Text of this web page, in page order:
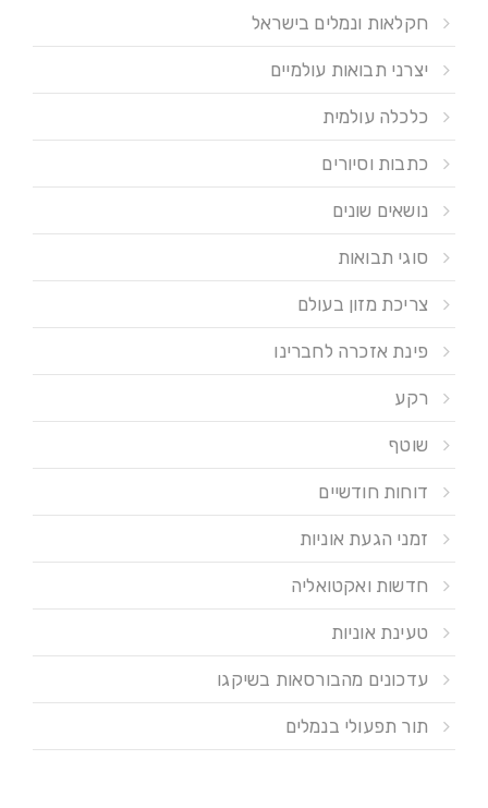
חקלאות ונמלים בישראל
יצרני תבואות עולמיים
כלכלה עולמית
כתבות וסיורים
נושאים שונים
סוגי תבואות
צריכת מזון בעולם
פינת אזכרה לחברינו
רקע
שוטף
דוחות חודשיים
זמני הגעת אוניות
חדשות ואקטואליה
טעינת אוניות
עדכונים מהבורסאות בשיקגו
תור תפעולי בנמלים